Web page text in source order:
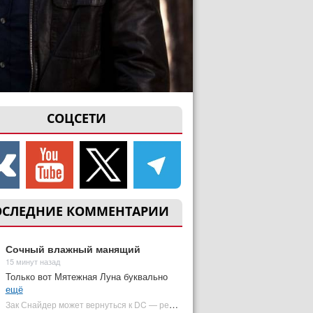
СОЦСЕТИ
КОММЕНТАРИИ
Сочный влажный манящий
15 минут назад
Только вот Мятежная Луна буквально
ещё
Зак Снайдер может вернуться к DC — режиссер общался с Warner Bros. (фото) | Plugged In Ru